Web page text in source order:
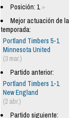
Posición: 1
Mejor actuación de la
temporada:
Portland Timbers 5-1
Minnesota United
(3 mar.)
Partido anterior:
Portland Timbers 1-1
New England
(2 abr.)
Partido siguiente: